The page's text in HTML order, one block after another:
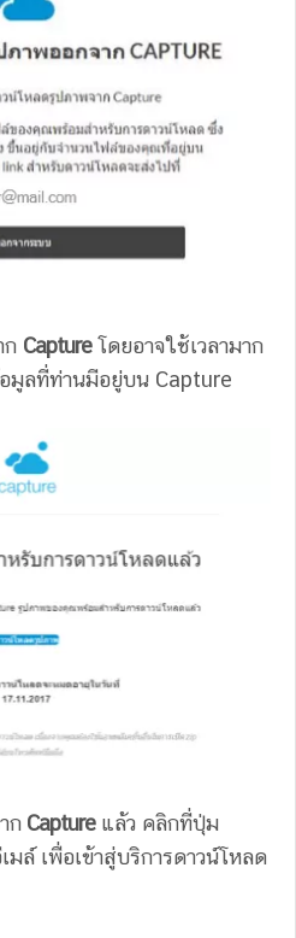
ก Captureโดยอาจใช้เวลามาก
มูลที่ท่านมีอยู่บน Capture
ก Captureแล้ว คลิกที่ปุ่ม
ล์ เพื่อเข้าสู่บริการดาวน์โหลด